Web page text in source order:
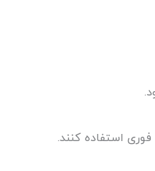
استفاده کنند.